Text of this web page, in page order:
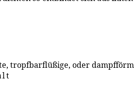
tropfbarflüßige, oder